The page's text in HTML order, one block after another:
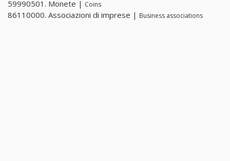
59990501. Monete | Coins
86110000. Associazioni di imprese | Business associations